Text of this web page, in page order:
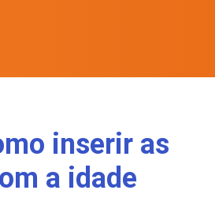
inserir as
a idade